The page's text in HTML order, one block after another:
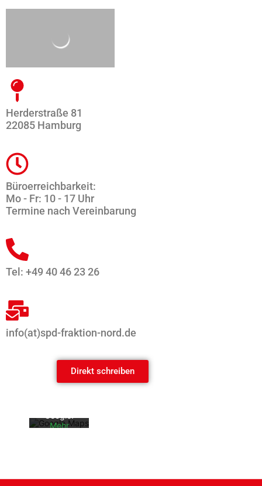
Herderstraße 81
22085 Hamburg
Büroerreichbarkeit:
Mo - Fr: 10 - 17 Uhr
Termine nach Vereinbarung
Tel: +49 40 46 23 26
info(at)spd-fraktion-nord.de
Direkt schreiben
Mit dem
Karte
akzeptiere
n Sie die
Datenschu
Mehr